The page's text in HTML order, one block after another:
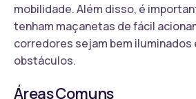
mobilidade. Além disso, é
tenham maçanetas de fácil
corredores sejam bem iluminados
obstáculos.
Áreas Comuns